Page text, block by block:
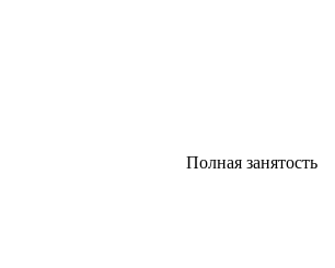
Полная занятость